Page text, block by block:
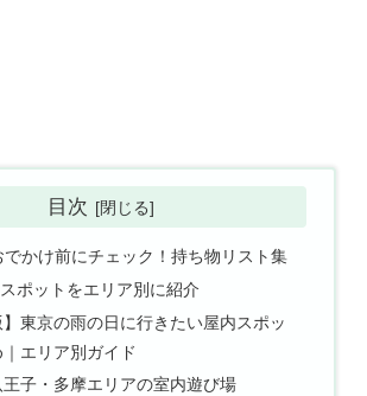
目次
でかけ前にチェック！持ち物リスト集
ポットをエリア別に紹介
】東京の雨の日に行きたい屋内スポッ
｜エリア別ガイド
王子・多摩エリアの室内遊び場